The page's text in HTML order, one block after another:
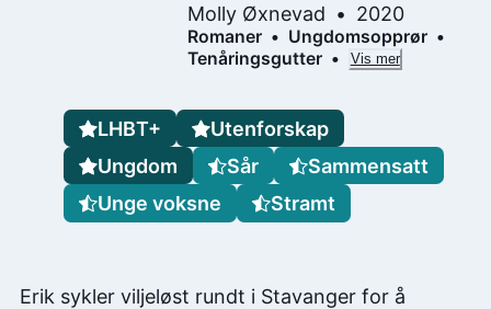
Molly Øxnevad 2020
Romaner
Ungdomsopprør
Tenåringsgutter
Vis mer
Erik sykler viljeløst rundt i Stavanger for å
LHBT+
Utenforskap
Ungdom
Sår
Sammensatt
Unge voksne
Stramt